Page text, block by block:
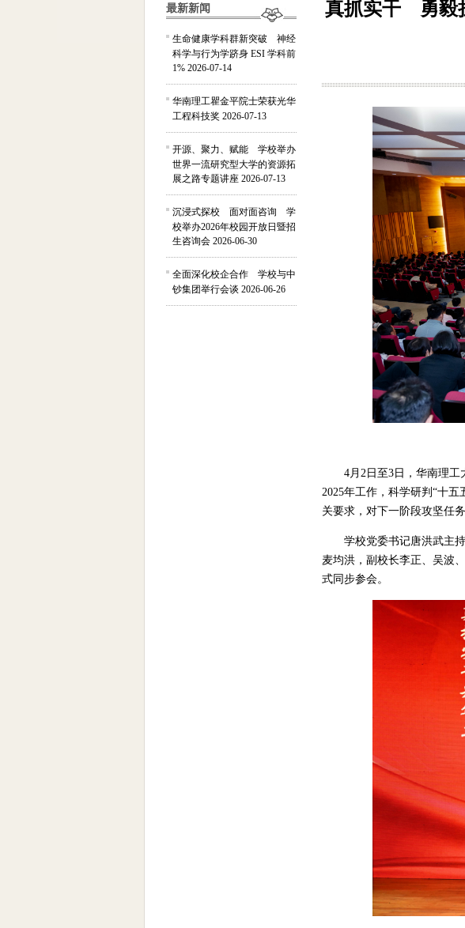
最新新闻
生命健康学科群新突破 神经
科学与行为学跻身 ESI 学科前
1% 2026-07-14
华南理工瞿金平院士荣获光华
工程科技奖 2026-07-13
开源、聚力、赋能 学校举办
世界一流研究型大学的资源拓
展之路专题讲座 2026-07-13
沉浸式探校 面对面咨询 学
校举办2026年校园开放日暨招
生咨询会 2026-06-30
全面深化校企合作 学校与中
钞集团举行会谈 2026-06-26
真抓实干 勇毅
4月2日至3日，华南理工
2025年工作，科学研判“十
关要求，对下一阶段攻坚任
学校党委书记唐洪武主
麦均洪，副校长李正、吴波
式同步参会。